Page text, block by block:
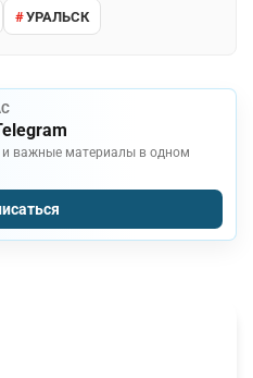
УРАЛЬСК
и важные материалы в одном